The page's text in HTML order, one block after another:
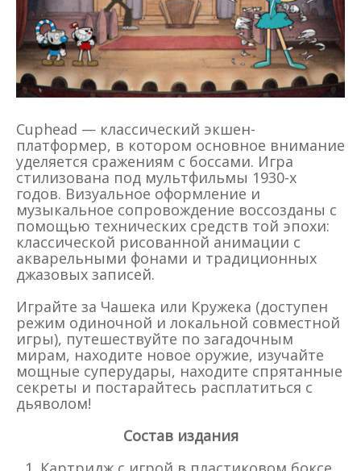
Cuphead — классический экшен-
платформер, в котором основное внимание
уделяется сражениям с боссами. Игра
стилизована под мультфильмы 1930-х
годов. Визуальное оформление и
музыкальное сопровождение воссозданы с
помощью технических средств той эпохи:
классической рисованной анимации с
акварельными фонами и традиционных
джазовых записей.
Играйте за Чашека или Кружека (доступен
режим одиночной и локальной совместной
игры), путешествуйте по загадочным
мирам, находите новое оружие, изучайте
мощные суперудары, находите спрятанные
секреты и постарайтесь расплатиться с
дьяволом!
Состав издания